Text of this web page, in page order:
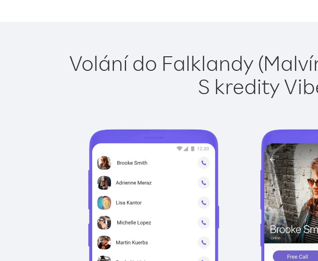
Volání do Falklandy
S kredity